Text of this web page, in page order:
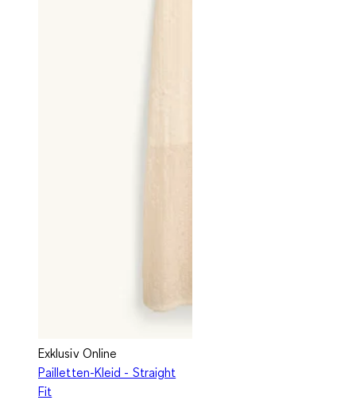
Exklusiv Online
Pailletten-Kleid - Straight
Fit